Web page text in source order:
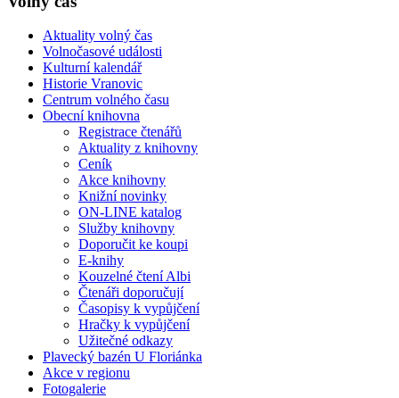
Aktuality volný čas
Volnočasové události
Kulturní kalendář
Historie Vranovic
Centrum volného času
Obecní knihovna
Registrace čtenářů
Aktuality z knihovny
Ceník
Akce knihovny
Knižní novinky
ON-LINE katalog
Služby knihovny
Doporučit ke koupi
E-knihy
Kouzelné čtení Albi
Čtenáři doporučují
Časopisy k vypůjčení
Hračky k vypůjčení
Užitečné odkazy
Plavecký bazén U Floriánka
Akce v regionu
Fotogalerie